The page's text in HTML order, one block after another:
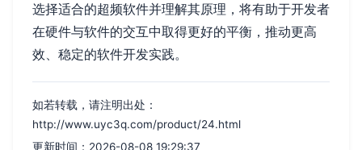
选择适合的超频软件并理解其原理，将有助于开发者
在硬件与软件的交互中取得更好的平衡，推动更高
效、稳定的软件开发实践。
如若转载，请注明出处：
http://www.uyc3q.com/product/24.html
更新时间：2026-08-08 19:29:37